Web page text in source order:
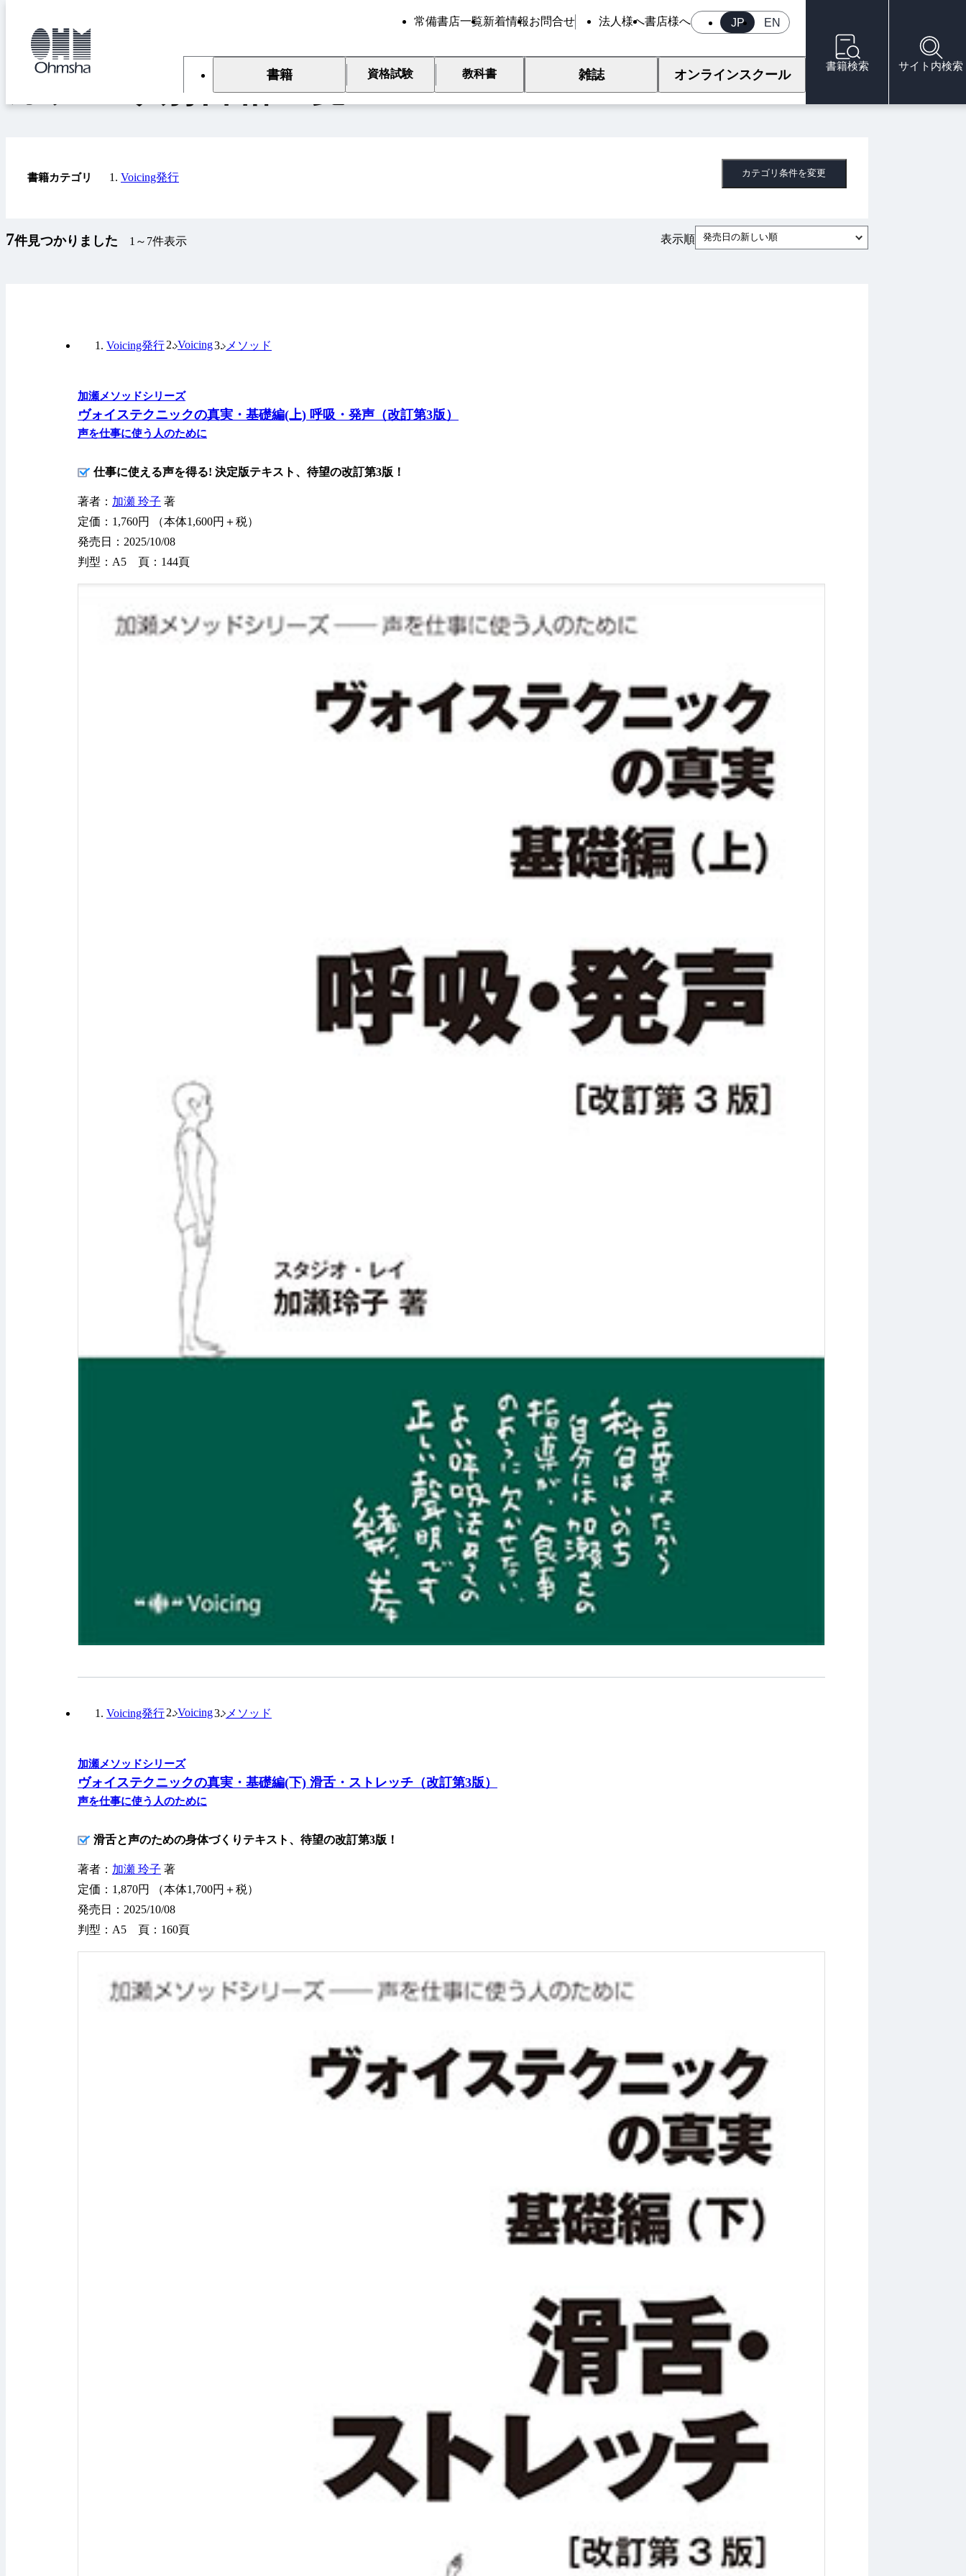
JP EN
常備書店一覧新着情報お問合せ 法人様へ書店様へ
書籍 資格試験 教科書 雑誌 オンラインスクール
書籍検索 サイト内検索
カテゴリ別書籍一覧
書籍カテゴリ Voicing発行 カテゴリ条件を変更
7件見つかりました 1～7件表示 表示順 発売日の新しい順
加瀬メソッドシリーズ
ヴォイステクニックの真実・基礎編(上) 呼吸・発声（改訂第3版）
声を仕事に使う人のために
Voicing発行 Voicing メソッド
仕事に使える声を得る! 決定版テキスト、待望の改訂第3版！
著者： 加瀬 玲子 著
定価：1,760円 （本体1,600円＋税）
発売日：2025/10/08
判型：A5 頁：144頁
加瀬メソッドシリーズ
ヴォイステクニックの真実・基礎編(下) 滑舌・ストレッチ（改訂第3版）
声を仕事に使う人のために
Voicing発行 Voicing メソッド
滑舌と声のための身体づくりテキスト、待望の改訂第3版！
著者： 加瀬 玲子 著
定価：1,870円 （本体1,700円＋税）
発売日：2025/10/08
判型：A5 頁：160頁